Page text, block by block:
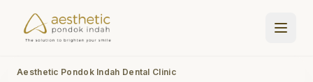
Aesthetic Pondok Indah Dental Clinic